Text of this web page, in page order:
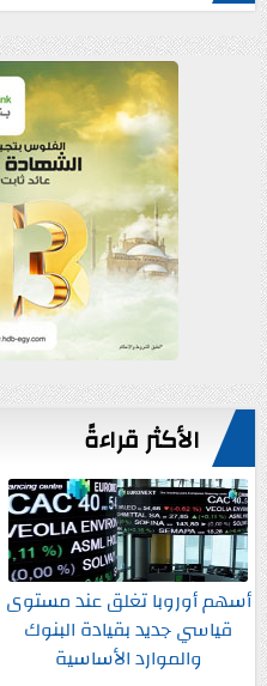
الأكثر قراءةً
أسهم أوروبا تغلق عند مستوى
قياسي جديد بقيادة البنوك
والموارد الأساسية